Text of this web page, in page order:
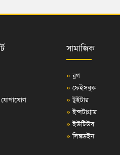
সামাজিক
» ব্লগ
» ফেইসবুক
» টুইটার
» ইন্সটাগ্রাম
» ইউটিউব
» লিঙ্কডইন